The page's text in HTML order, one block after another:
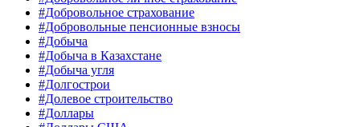
#Добровольное страхование
#Добровольные пенсионные взносы
#Добыча
#Добыча в Казахстане
#Добыча угля
#Долгострои
#Долевое строительство
#Доллары